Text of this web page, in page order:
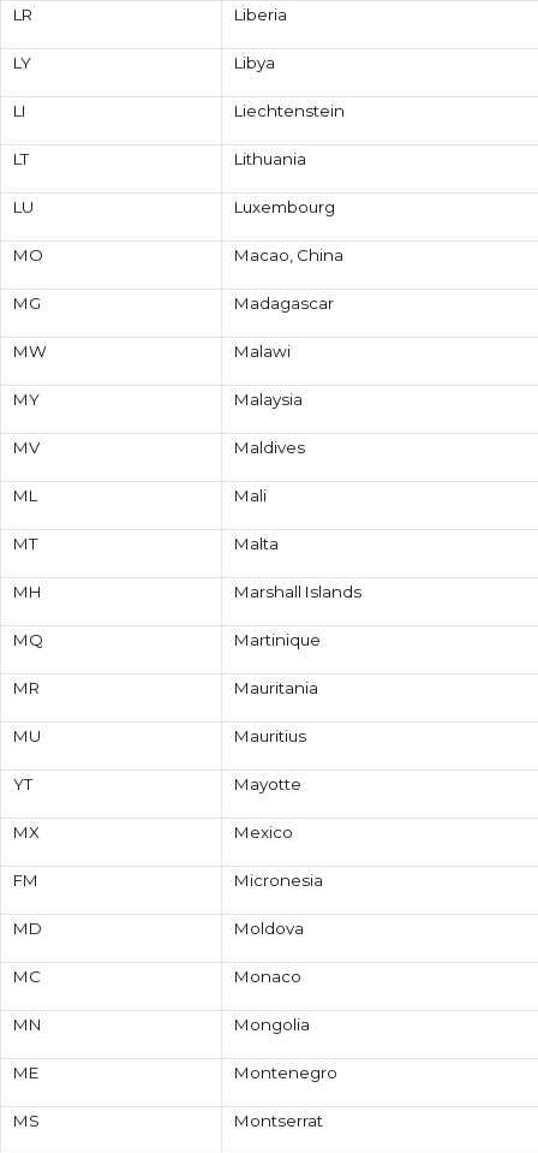
LR Liberia
LY Libya
LI Liechtenstein
LT Lithuania
LU Luxembourg
MO Macao, China
MG Madagascar
MW Malawi
MY Malaysia
MV Maldives
ML Mali
MT Malta
MH Marshall Islands
MQ Martinique
MR Mauritania
MU Mauritius
YT Mayotte
MX Mexico
FM Micronesia
MD Moldova
MC Monaco
MN Mongolia
ME Montenegro
MS Montserrat